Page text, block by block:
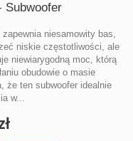
Subwoofer
niesamowity bas,
niskie częstotliwości, ale
niewiarygodną moc, którą
obudowie o masie
że ten subwoofer idealnie
w...